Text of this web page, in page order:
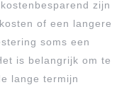
zijn
of een langere
soms een
is belangrijk om te
lange termijn